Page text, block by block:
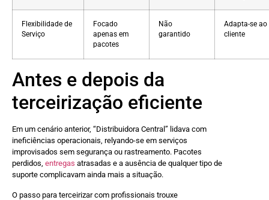
Flexibilidade de
Serviço
Focado
apenas em
pacotes
Não
garantido
Adapta-se ao
cliente
Antes e depois da
terceirização eficiente
Em um cenário anterior, “Distribuidora Central” lidava com
ineficiências operacionais, relyando-se em serviços
improvisados sem segurança ou rastreamento. Pacotes
perdidos, entregas atrasadas e a ausência de qualquer tipo de
suporte complicavam ainda mais a situação.
O passo para terceirizar com profissionais trouxe